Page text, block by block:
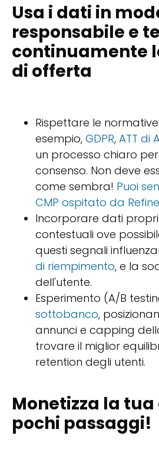
Usa i dati in
responsabile e
continuamente
di offerta
Rispettare le
esempio, GDPR, ATT di
un processo chiaro
consenso. Non deve
come sembra! Puoi
CMP ospitato da
Incorporare dati
contestuali ove
questi segnali
di riempimento, e la
dell'utente.
Esperimento (A/B
sottobanco,
annunci e capping
trovare il miglior
retention degli utenti.
Monetizza la
pochi passaggi!